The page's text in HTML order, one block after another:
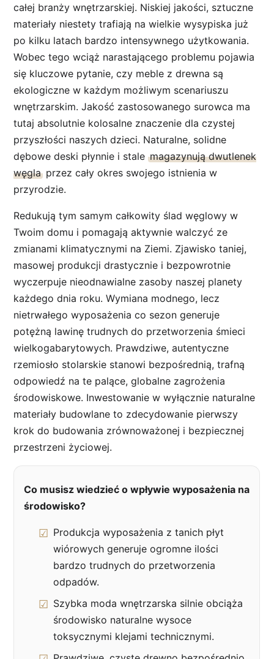
całej branży wnętrzarskiej. Niskiej jakości, sztuczne
materiały niestety trafiają na wielkie wysypiska już
po kilku latach bardzo intensywnego użytkowania.
Wobec tego wciąż narastającego problemu pojawia
się kluczowe pytanie, czy meble z drewna są
ekologiczne w każdym możliwym scenariuszu
wnętrzarskim. Jakość zastosowanego surowca ma
tutaj absolutnie kolosalne znaczenie dla czystej
przyszłości naszych dzieci. Naturalne, solidne
dębowe deski płynnie i stalemagazynują dwutlenek
węglaprzez cały okres swojego istnienia w
przyrodzie.
Redukują tym samym całkowity ślad węglowy w
Twoim domu i pomagają aktywnie walczyć ze
zmianami klimatycznymi na Ziemi. Zjawisko taniej,
masowej produkcji drastycznie i bezpowrotnie
wyczerpuje nieodnawialne zasoby naszej planety
każdego dnia roku. Wymiana modnego, lecz
nietrwałego wyposażenia co sezon generuje
potężną lawinę trudnych do przetworzenia śmieci
wielkogabarytowych. Prawdziwe, autentyczne
rzemiosło stolarskie stanowi bezpośrednią, trafną
odpowiedź na te palące, globalne zagrożenia
środowiskowe. Inwestowanie w wyłącznie naturalne
materiały budowlane to zdecydowanie pierwszy
krok do budowania zrównoważonej i bezpiecznej
przestrzeni życiowej.
Co musisz wiedzieć o wpływie wyposażenia na
środowisko?
Produkcja wyposażenia z tanich płyt
wiórowych generuje ogromne ilości
bardzo trudnych do przetworzenia
odpadów.
Szybka moda wnętrzarska silnie obciąża
środowisko naturalne wysoce
toksycznymi klejami technicznymi.